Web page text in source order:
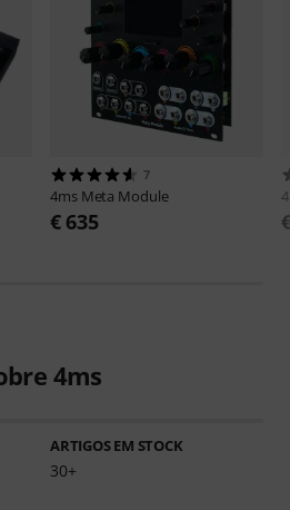
7
4ms Meta Module
€ 635
4ms
ARTIGOS EM STOCK
30+